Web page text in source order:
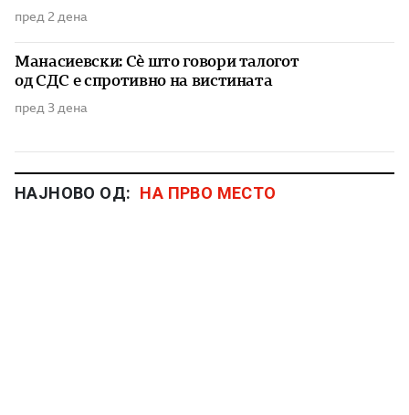
пред 2 дена
Манасиевски: Сè што говори талогот
од СДС е спротивно на вистината
пред 3 дена
НАЈНОВО ОД: НА ПРВО МЕСТО